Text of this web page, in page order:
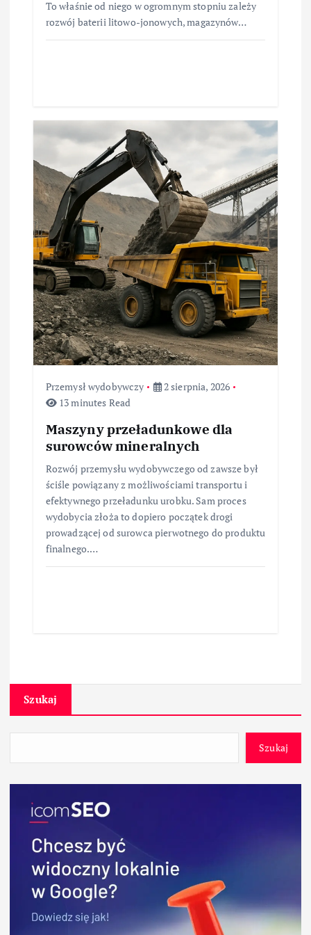
To właśnie od niego w ogromnym stopniu zależy
rozwój baterii litowo-jonowych, magazynów…
Przemysł wydobywczy
2 sierpnia, 2026
13 minutes Read
Maszyny przeładunkowe dla
surowców mineralnych
Rozwój przemysłu wydobywczego od zawsze był
ściśle powiązany z możliwościami transportu i
efektywnego przeładunku urobku. Sam proces
wydobycia złoża to dopiero początek drogi
prowadzącej od surowca pierwotnego do produktu
finalnego.…
Szukaj
Szukaj